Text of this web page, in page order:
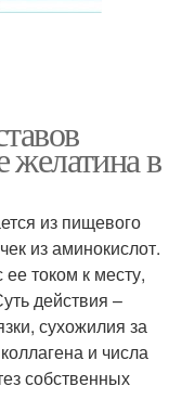
желатина в
из пищевого
из аминокислот.
током к месту,
действия –
сухожилия за
и числа
собственных